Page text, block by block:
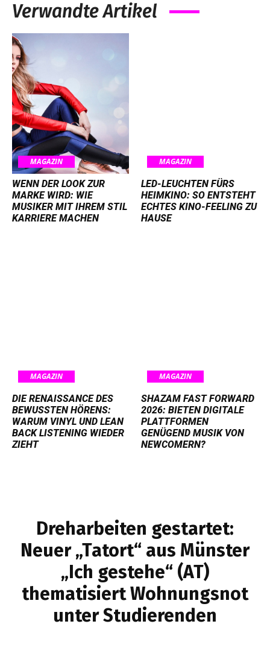
Verwandte Artikel
MAGAZIN
WENN DER LOOK ZUR
MARKE WIRD: WIE
MUSIKER MIT IHREM STIL
KARRIERE MACHEN
MAGAZIN
LED-LEUCHTEN FÜRS
HEIMKINO: SO ENTSTEHT
ECHTES KINO-FEELING ZU
HAUSE
MAGAZIN
DIE RENAISSANCE DES
BEWUSSTEN HÖRENS:
WARUM VINYL UND LEAN
BACK LISTENING WIEDER
ZIEHT
MAGAZIN
SHAZAM FAST FORWARD
2026: BIETEN DIGITALE
PLATTFORMEN
GENÜGEND MUSIK VON
NEWCOMERN?